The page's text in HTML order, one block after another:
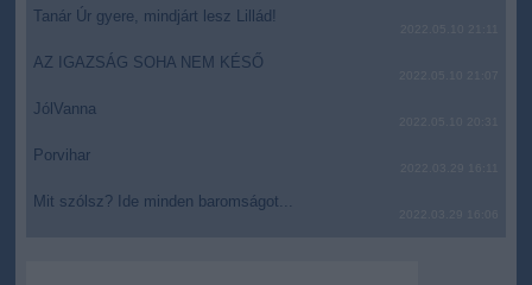
Tanár Úr gyere, mindjárt lesz Lillád!
AZ IGAZSÁG SOHA NEM KÉSŐ
JólVanna
Porvihar
Mit szólsz? Ide minden baromságot...